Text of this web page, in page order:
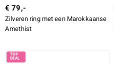
€ 79,-
Zilveren ring met een Marokkaanse
Amethist